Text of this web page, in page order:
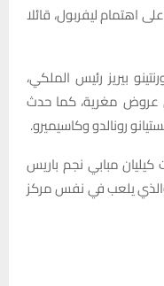
ليفربول، قائلا
بيريز رئيس الملكي،
عروض مغرية، كما حدث
رونالدو وكاسيميرو.
مبابي نجم باريس
يلعب في نفس مركز